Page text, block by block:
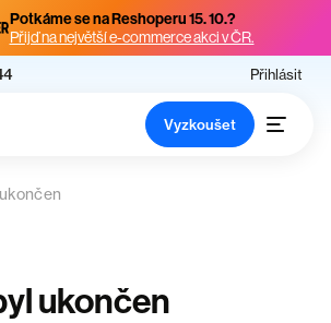
Potkáme se na Reshoperu 15. 10.?
Přijď na největší e-commerce akci v ČR.
Přihlásit
Vyzkoušet
ukončen